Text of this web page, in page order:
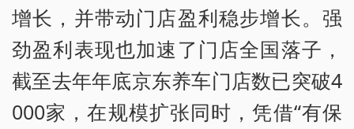
增长，并带动门店盈利稳步增长。强
劲盈利表现也加速了门店全国落子，
截至去年年底京东养车门店数已突破4
000家，在规模扩张同时，凭借“有保